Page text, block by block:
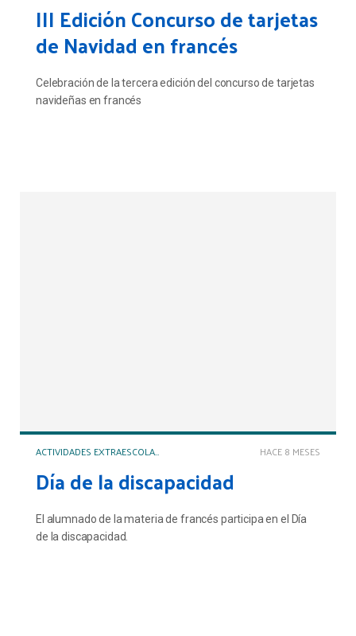
III Edición Concurso de tarjetas
de Navidad en francés
Celebración de la tercera edición del concurso de tarjetas
navideñas en francés
HACE 8 MESES
ACTIVIDADES EXTRAESCOLARES Y COMPLEMENTARIAS
Día de la discapacidad
El alumnado de la materia de francés participa en el Día
de la discapacidad.